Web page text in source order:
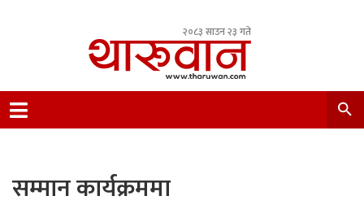
२०८३ साउन २३ गते
Nepal.
सम्मान कार्यक्रममा